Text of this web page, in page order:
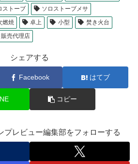
ストーブ
ソロストーブメサ
燃焼 卓上 小型
焚き火台
販売代理店
シェアする
Facebook はてブ
コピー
プレビュー編集部をフォローする